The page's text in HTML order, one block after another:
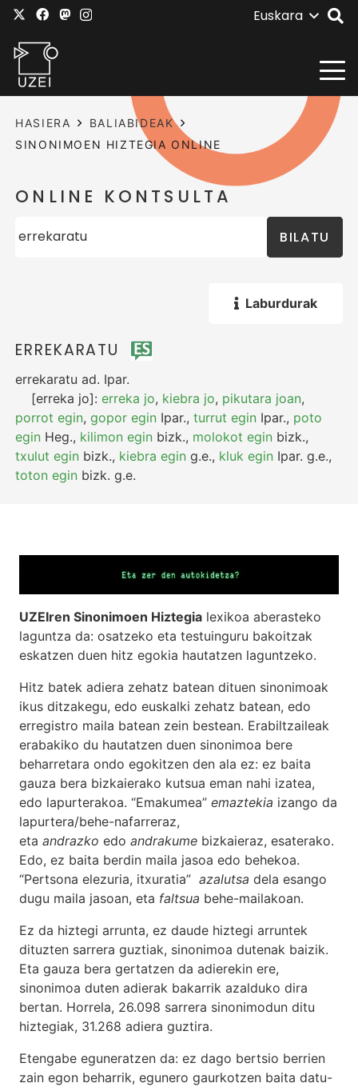
Euskara
HASIERA
BALIABIDEAK
SINONIMOEN HIZTEGIA ONLINE
ONLINE KONTSULTA
BILATU
Laburdurak
ERREKARATU
errekaratu ad. Ipar.
[erreka jo]:erreka jo, kiebra jo, pikutara joan,
porrot egin,gopor egin Ipar.,turrut egin Ipar., poto
egin Heg., kilimon egin bizk., molokot egin bizk.,
txulut egin bizk., kiebra egin g.e., kluk egin Ipar. g.e.,
toton egin bizk. g.e.
UZEIren Sinonimoen Hiztegia lexikoa aberasteko
laguntza da: osatzeko eta testuinguru bakoitzak
eskatzen duen hitz egokia hautatzen laguntzeko.
Hitz batek adiera zehatz batean dituen sinonimoak
ikus ditzakegu, edo euskalki zehatz batean, edo
erregistro maila batean zein bestean. Erabiltzaileak
erabakiko du hautatzen duen sinonimoa bere
beharretara ondo egokitzen den ala ez: ez baita
gauza bera bizkaierako kutsua eman nahi izatea,
edo lapurterakoa. “Emakumea” emaztekia izango da
lapurtera/behe-nafarreraz,
eta andrazko edo andrakume bizkaieraz, esaterako.
Edo, ez baita berdin maila jasoa edo behekoa.
“Pertsona elezuria, itxuratia” azalutsa dela esango
dugu maila jasoan, eta faltsua behe-mailakoan.
Ez da hiztegi arrunta, ez daude hiztegi arruntek
dituzten sarrera guztiak, sinonimoa dutenak baizik.
Eta gauza bera gertatzen da adierekin ere,
sinonimoa duten adierak bakarrik azalduko dira
bertan. Horrela, 26.098 sarrera sinonimodun ditu
hiztegiak, 31.268 adiera guztira.
Etengabe eguneratzen da: ez dago bertsio berrien
zain egon beharrik, egunero gaurkotzen baita datu-